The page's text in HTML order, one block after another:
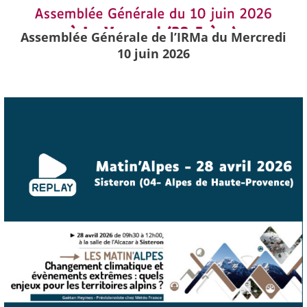
Assemblée Générale de l’IRMa du Mercredi
10 juin 2026